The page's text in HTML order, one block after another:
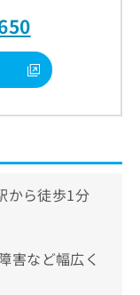
から徒歩1分
害など幅広く